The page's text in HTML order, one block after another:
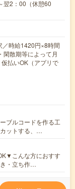
翌2：00（休憩60
時給1420円×8時間
閑散期等によって月
払いOK（アプリで
ブルコードを作る工
ットする、…
こんな方におすす
・立ち作…